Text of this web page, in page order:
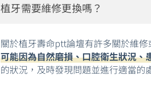
植牙需要維修更換嗎？
關於植牙壽命ptt論壇有許多關於維
可能因為自然磨損、口腔衛生狀況
的狀況，及時發現問題並進行適當的